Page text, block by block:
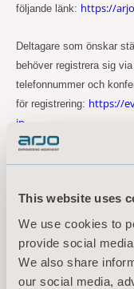
This website uses
We use cookies to
provide social
We also share
our social media,
följande länk: https://
Deltagare som önskar
behöver registrera sig
telefonnummer och
för registrering: https://
in
Alternativt, använd
https://www.arjo.com/
En inspelning av
https://
För ytterligare information,